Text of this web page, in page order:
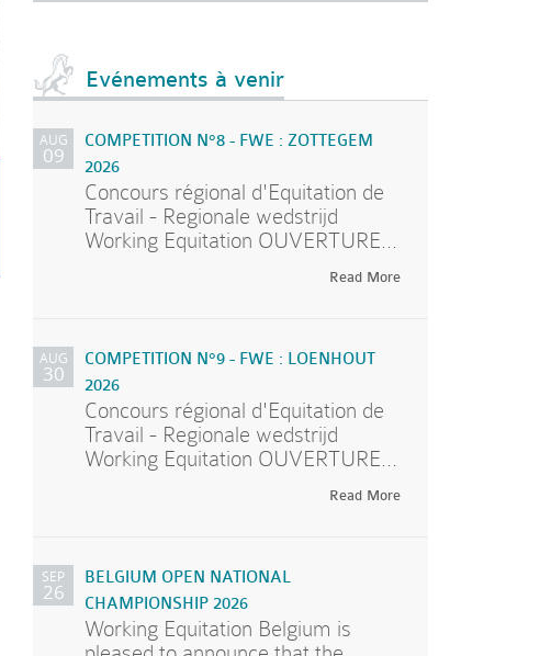
Evénements à venir
AUG
09
COMPETITION N°8 - FWE : ZOTTEGEM
2026
Concours régional d'Equitation de
Travail - Regionale wedstrijd
Working Equitation OUVERTURE...
Read More
AUG
30
COMPETITION N°9 - FWE : LOENHOUT
2026
Concours régional d'Equitation de
Travail - Regionale wedstrijd
Working Equitation OUVERTURE...
Read More
SEP
26
BELGIUM OPEN NATIONAL
CHAMPIONSHIP 2026
Working Equitation Belgium is